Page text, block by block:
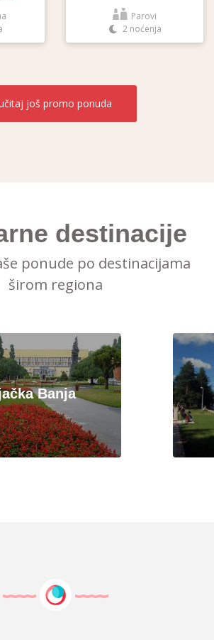
Parovi
2 noćenja
još promo ponuda
destinacije
ponude po destinacijama
širom regiona
Banja